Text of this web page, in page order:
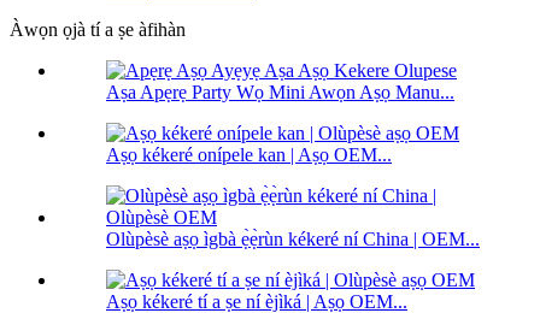
Àwọn ọjà tí a ṣe àfihàn
Aṣa Apẹrẹ Party Wọ Mini Awọn Aṣọ Manu...
Aṣọ kékeré onípele kan | Aṣọ OEM...
Olùpèsè aṣọ ìgbà ẹ̀ẹ̀rùn kékeré ní China | OEM...
Aṣọ kékeré tí a ṣe ní èjìká | Aṣọ OEM...